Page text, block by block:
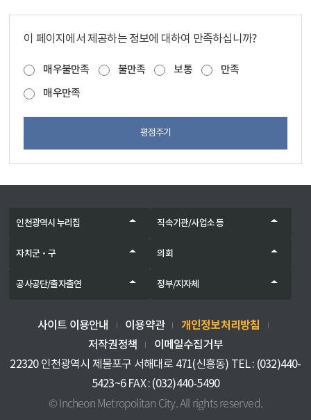
이 페이지에서 제공하는 정보에 대하여 만족하십니까?
매우불만족 불만족 보통
만족
매우만족
평점주기
인천광역시 누리집 직속기관/사업소 등
자치군‧구 의회
공사공단/출자출연 정부/지자체
사이트 이용안내 이용약관 개인정보처리방침
저작권정책
이메일수집거부
22320 인천광역시 제물포구 서해대로 471(신흥동) TEL : (032)440-
5423~6 FAX : (032)440-5490
© Incheon Metropolitan City. All rights reserved.